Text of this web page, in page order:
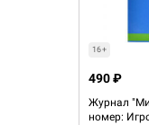
16+
Журнал
номер:
490 ₽